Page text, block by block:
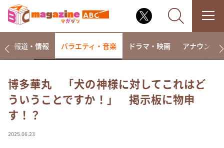
なるみ・岡村の過ぎるTV
相席食堂
これ余談なんですけど・・・
報道・情報 バラエティ・音楽 ドラマ・映画 アナウンサー
博多華丸 「犬の神様に対してこれはど
ういうことですか！」 掲示板に物申
す！？
2025.06.23